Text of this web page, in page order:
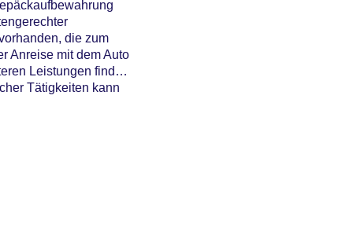
die zum
Anreise mit dem Auto
Leistungen finden
Tätigkeiten kann